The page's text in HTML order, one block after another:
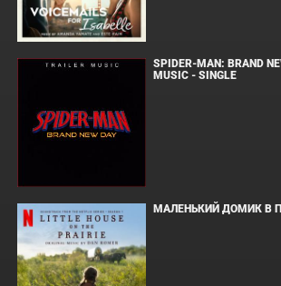
SPIDER-MAN: BRAND
MUSIC - SINGLE
МАЛЕНЬКИЙ ДОМИК В